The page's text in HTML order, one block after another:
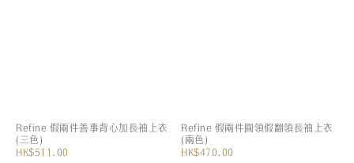
Refine 假兩件善事背心加長袖上衣
(三色)
HK$511.00
Refine 假兩件圓領假翻領長袖上衣
(兩色)
HK$470.00